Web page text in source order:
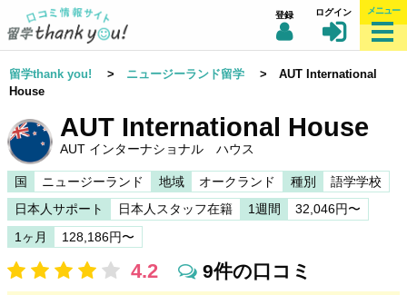
登録 ログイン メニュー
留学thank you! > ニュージーランド留学 > AUT International
House
AUT International House
AUT インターナショナル ハウス
国 ニュージーランド 地域 オークランド 種別
語学学校
日本人サポート
日本人スタッフ在籍 1週間
32,046円〜
1ヶ月
128,186円〜
4.2 9件の口コミ